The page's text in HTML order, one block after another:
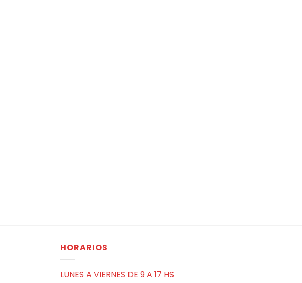
HORARIOS
LUNES A VIERNES DE 9 A 17 HS